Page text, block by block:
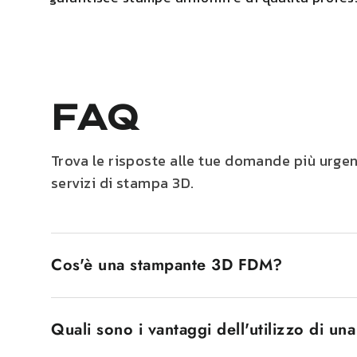
FAQ
Trova le risposte alle tue domande più
servizi di stampa 3D.
Cos'è una stampante 3D FDM?
strato per strato di filamento di plastica fusa. Il
Quali sono i vantaggi dell'utilizzo di una